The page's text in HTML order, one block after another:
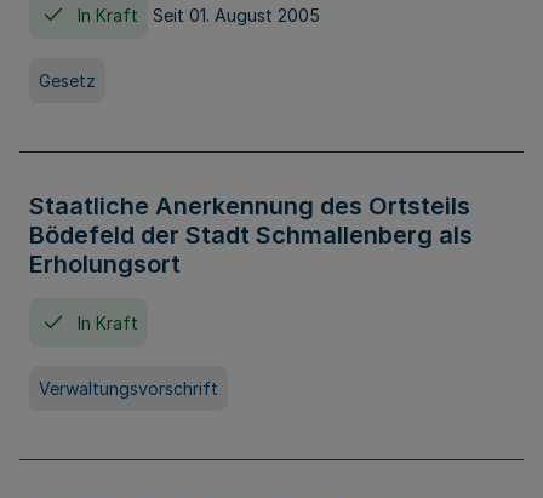
In Kraft Seit 01. August 2005
Gesetz
Staatliche Anerkennung des Ortsteils
Bödefeld der Stadt Schmallenberg als
Erholungsort
In Kraft
Verwaltungsvorschrift